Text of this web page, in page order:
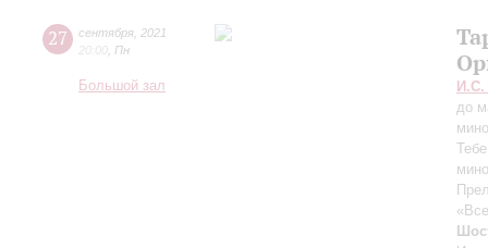
27 сентября 2021
20:00 Пн
Большой зал
И.С.
до